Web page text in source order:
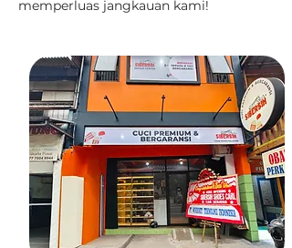
memperluas jangkauan kami!